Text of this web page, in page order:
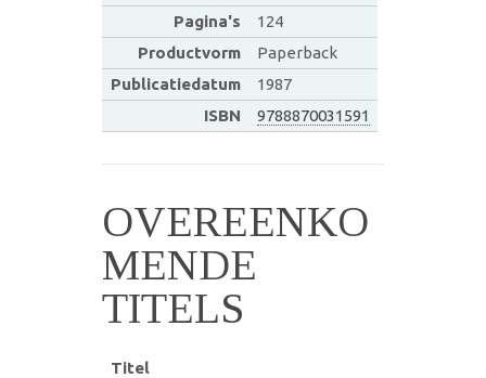
Pagina's
124
Productvorm
Paperback
Publicatiedatum
1987
ISBN
9788870031591
OVEREENKO
MENDE
TITELS
Titel